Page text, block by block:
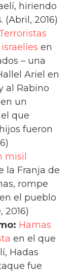
hiriendo
(Abril, 2016)
en
– una
Ariel en
al Rabino
un
que
fueron
misil
la Franja de
rompe
el pueblo
2016)
Hamas
en el que
Hadas
fue